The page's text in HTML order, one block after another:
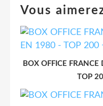
Vous
BOX OFFICE FRANCE
TOP